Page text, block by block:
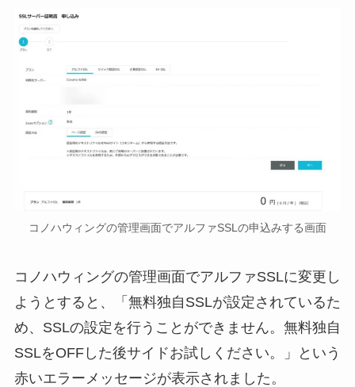
コノハウィングの管理画面でアルファSSLの申込みする画面
コノハウィングの管理画面でアルファSSLに変更し
ようとすると、「無料独自SSLが設定されているた
め、SSLの設定を行うことができません。無料独自
SSLをOFFした後サイドお試しください。」という
赤いエラーメッセージが表示されました。